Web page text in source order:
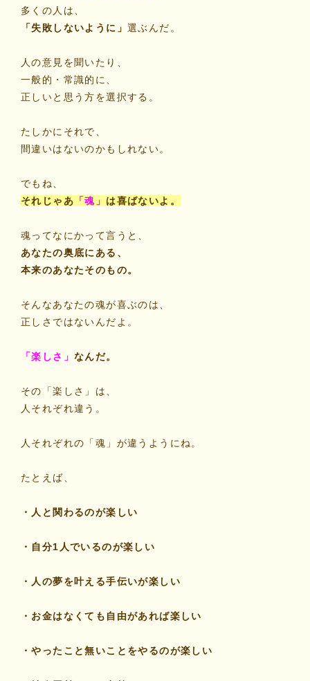
多くの人は、
「失敗しないように」 選ぶんだ。
人の意見を聞いたり、
一般的・常識的に、
正しいと思う方を選択する。
たしかにそれで、
間違いはないのかもしれない。
でもね、
それじゃあ 「魂」 は喜ばないよ。
魂ってなにかって言うと、
あなたの奥底にある、
本来のあなたそのもの。
そんなあなたの魂が喜ぶのは、
正しさではないんだよ。
「楽しさ」 なんだ。
その「楽しさ」は、
人それぞれ違う。
人それぞれの「魂」が違うようにね。
たとえば、
・人と関わるのが楽しい
・自分1人でいるのが楽しい
・人の夢を叶える手伝いが楽しい
・お金はなくても自由があれば楽しい
・やったこと無いことをやるのが楽しい